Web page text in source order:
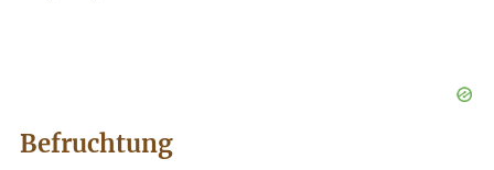
Befruchtung